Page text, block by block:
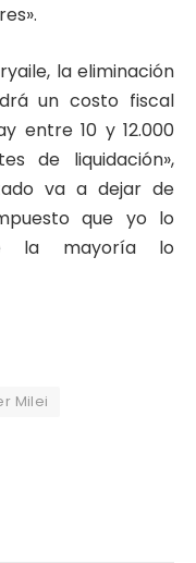
la eliminación
un costo fiscal
entre 10 y 12.000
de liquidación»,
va a dejar de
que yo lo
la mayoría lo
Milei